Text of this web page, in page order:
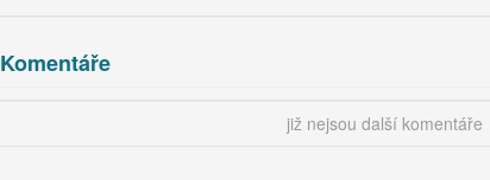
Komentáře
již nejsou další komentáře